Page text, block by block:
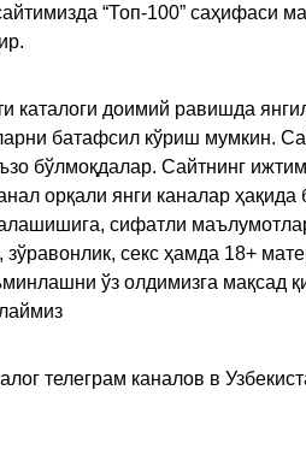
“Топ-100” саҳифаси
каталоги доимий равишда
батафсил кўриш мумкин.
бўлмоқдалар. Сайтнинг
орқали янги каналар
сифатли
зўравонлик, секс ҳамда 18+
ўз олдимизга мақсад
телеграм каналов в